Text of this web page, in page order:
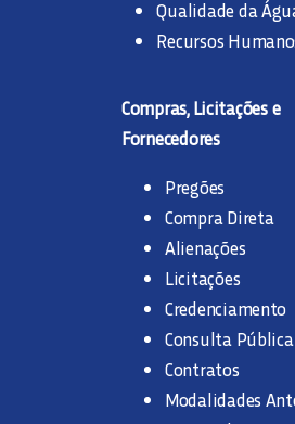
Qualidade da
Recursos
Compras, Licitações e
Fornecedores
Pregões
Compra Direta
Alienações
Licitações
Credenciamento
Consulta Pública
Contratos
Modalidades